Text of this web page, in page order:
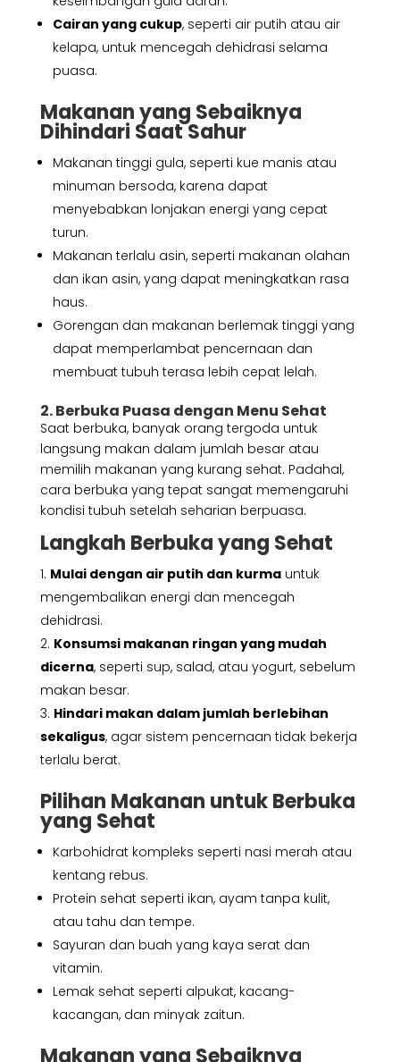
Cairan yang cukup, seperti air putih atau air
kelapa, untuk mencegah dehidrasi selama
puasa.
Makanan yang Sebaiknya
Dihindari Saat Sahur
Makanan tinggi gula, seperti kue manis atau
minuman bersoda, karena dapat
menyebabkan lonjakan energi yang cepat
turun.
Makanan terlalu asin, seperti makanan olahan
dan ikan asin, yang dapat meningkatkan rasa
haus.
Gorengan dan makanan berlemak tinggi yang
dapat memperlambat pencernaan dan
membuat tubuh terasa lebih cepat lelah.
2. Berbuka Puasa dengan Menu Sehat
Saat berbuka, banyak orang tergoda untuk
langsung makan dalam jumlah besar atau
memilih makanan yang kurang sehat. Padahal,
cara berbuka yang tepat sangat memengaruhi
kondisi tubuh setelah seharian berpuasa.
Langkah Berbuka yang Sehat
Mulai dengan air putih dan kurmauntuk
mengembalikan energi dan mencegah
dehidrasi.
Konsumsi makanan ringan yang mudah
dicerna, seperti sup, salad, atau yogurt, sebelum
makan besar.
Hindari makan dalam jumlah berlebihan
sekaligus, agar sistem pencernaan tidak bekerja
terlalu berat.
Pilihan Makanan untuk Berbuka
yang Sehat
Karbohidrat kompleks seperti nasi merah atau
kentang rebus.
Protein sehat seperti ikan, ayam tanpa kulit,
atau tahu dan tempe.
Sayuran dan buah yang kaya serat dan
vitamin.
Lemak sehat seperti alpukat, kacang-
kacangan, dan minyak zaitun.
Makanan yang Sebaiknya